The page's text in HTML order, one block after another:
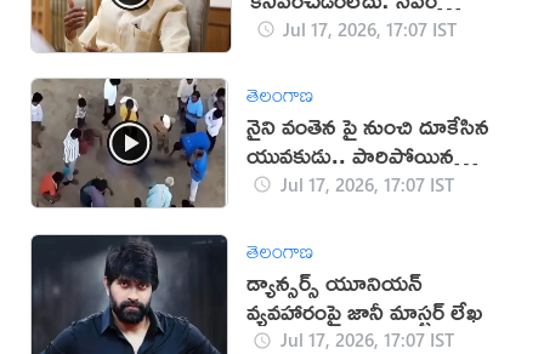
చంద్రబాబు
Jul 17, 2026, 17:07 IST
తెలంగాణ
నైని వంతెన పై నుంచి దూకేసిన
యువకుడు.. పారిపోయిన
యువతి!
Jul 17, 2026, 17:07 IST
తెలంగాణ
డ్యాన్సర్స్ యూనియన్
వ్యవహారంపై జానీ మాస్టర్ లేఖ
Jul 17, 2026, 17:07 IST